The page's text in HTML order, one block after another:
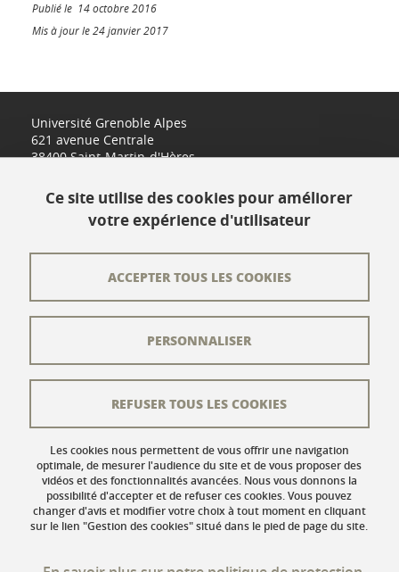
Publié le 14 octobre 2016
Mis à jour le 24 janvier 2017
Université Grenoble Alpes
621 avenue Centrale
38400 Saint-Martin-d'Hères
L'équipe éditoriale
Crédits
Mentions légales
Données personnelles
Gestion des cookies
Accessibilité : non conforme
Ce site utilise des cookies pour améliorer
votre expérience d'utilisateur
Les cookies nous permettent de vous offrir une navigation
optimale, de mesurer l'audience du site et de vous proposer des
vidéos et des fonctionnalités avancées. Nous vous donnons la
possibilité d'accepter et de refuser ces cookies. Vous pouvez
changer d'avis et modifier votre choix à tout moment en cliquant
sur le lien "Gestion des cookies" situé dans le pied de page du site.
ACCEPTER TOUS LES COOKIES
REFUSER TOUS LES COOKIES
PERSONNALISER